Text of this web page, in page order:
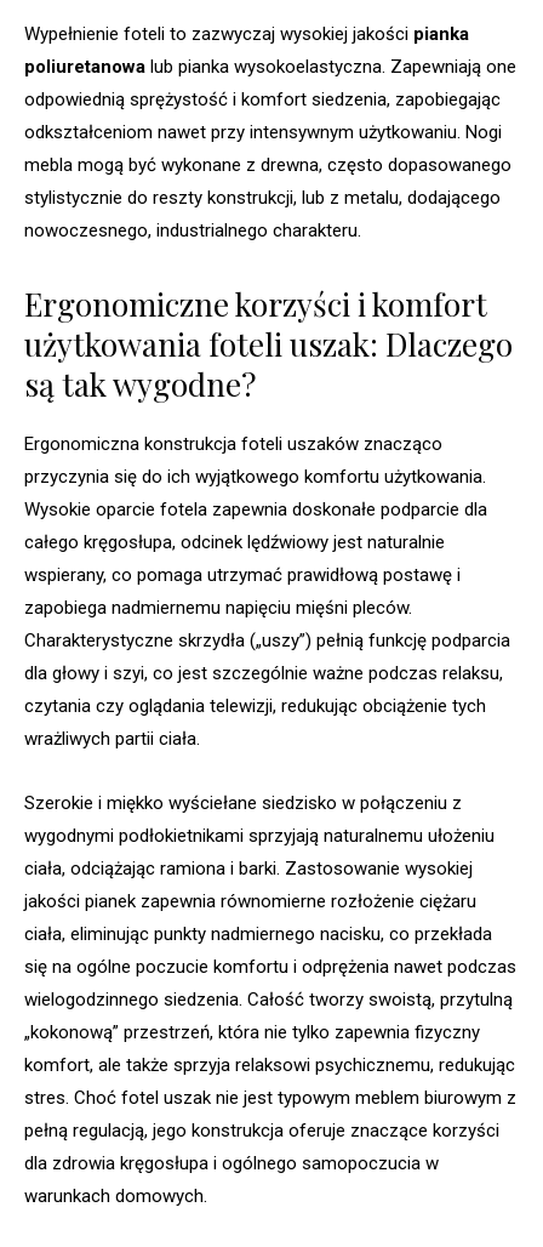
Wypełnienie foteli to zazwyczaj wysokiej jakości pianka
poliuretanowa lub pianka wysokoelastyczna. Zapewniają one
odpowiednią sprężystość i komfort siedzenia, zapobiegając
odkształceniom nawet przy intensywnym użytkowaniu. Nogi
mebla mogą być wykonane z drewna, często dopasowanego
stylistycznie do reszty konstrukcji, lub z metalu, dodającego
nowoczesnego, industrialnego charakteru.
Ergonomiczne korzyści i komfort
użytkowania foteli uszak: Dlaczego
są tak wygodne?
Ergonomiczna konstrukcja foteli uszaków znacząco
przyczynia się do ich wyjątkowego komfortu użytkowania.
Wysokie oparcie fotela zapewnia doskonałe podparcie dla
całego kręgosłupa, odcinek lędźwiowy jest naturalnie
wspierany, co pomaga utrzymać prawidłową postawę i
zapobiega nadmiernemu napięciu mięśni pleców.
Charakterystyczne skrzydła („uszy”) pełnią funkcję podparcia
dla głowy i szyi, co jest szczególnie ważne podczas relaksu,
czytania czy oglądania telewizji, redukując obciążenie tych
wrażliwych partii ciała.
Szerokie i miękko wyściełane siedzisko w połączeniu z
wygodnymi podłokietnikami sprzyjają naturalnemu ułożeniu
ciała, odciążając ramiona i barki. Zastosowanie wysokiej
jakości pianek zapewnia równomierne rozłożenie ciężaru
ciała, eliminując punkty nadmiernego nacisku, co przekłada
się na ogólne poczucie komfortu i odprężenia nawet podczas
wielogodzinnego siedzenia. Całość tworzy swoistą, przytulną
„kokonową” przestrzeń, która nie tylko zapewnia fizyczny
komfort, ale także sprzyja relaksowi psychicznemu, redukując
stres. Choć fotel uszak nie jest typowym meblem biurowym z
pełną regulacją, jego konstrukcja oferuje znaczące korzyści
dla zdrowia kręgosłupa i ogólnego samopoczucia w
warunkach domowych.